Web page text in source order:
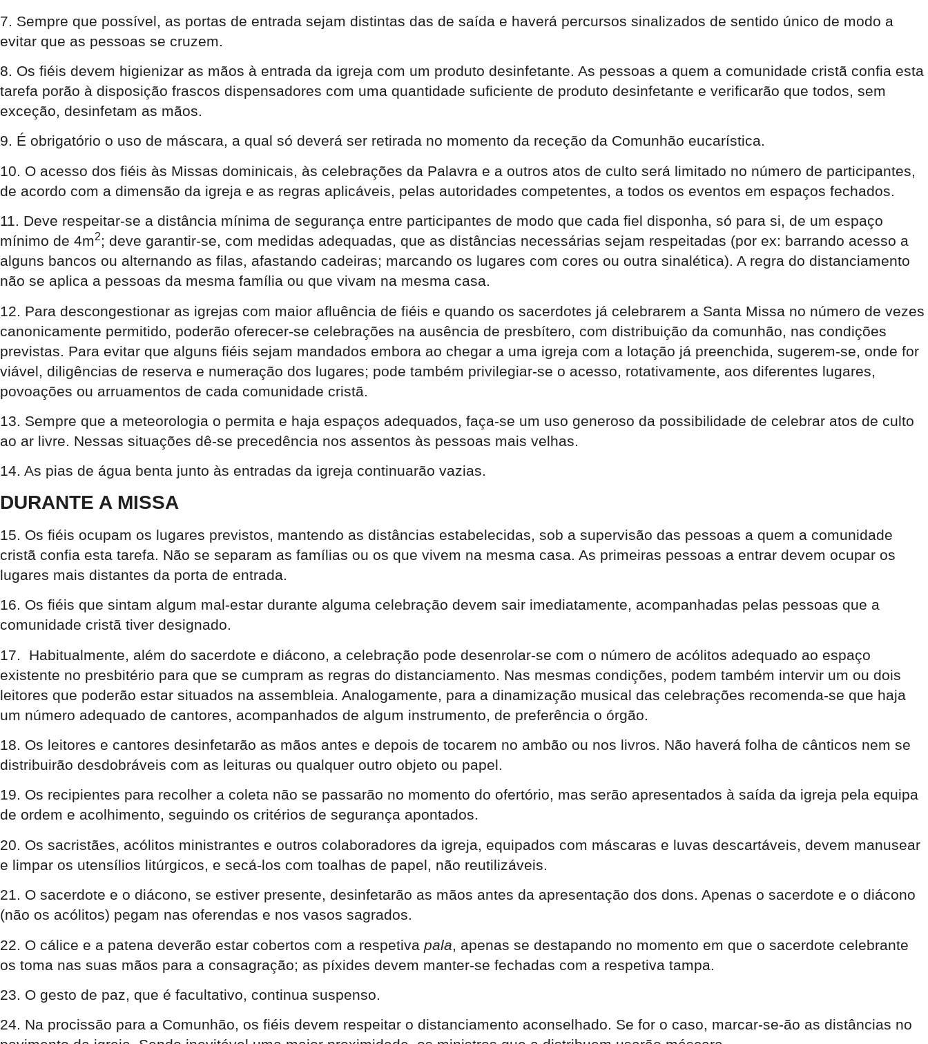
7. Sempre que possível, as portas de entrada sejam distintas das de saída e haverá percursos sinalizados de sentido único de modo a
evitar que as pessoas se cruzem.
8. Os fiéis devem higienizar as mãos à entrada da igreja com um produto desinfetante. As pessoas a quem a comunidade cristã confia esta
tarefa porão à disposição frascos dispensadores com uma quantidade suficiente de produto desinfetante e verificarão que todos, sem
exceção, desinfetam as mãos.
9. É obrigatório o uso de máscara, a qual só deverá ser retirada no momento da receção da Comunhão eucarística.
10. O acesso dos fiéis às Missas dominicais, às celebrações da Palavra e a outros atos de culto será limitado no número de participantes,
de acordo com a dimensão da igreja e as regras aplicáveis, pelas autoridades competentes, a todos os eventos em espaços fechados.
11. Deve respeitar-se a distância mínima de segurança entre participantes de modo que cada fiel disponha, só para si, de um espaço
mínimo de 4m2; deve garantir-se, com medidas adequadas, que as distâncias necessárias sejam respeitadas (por ex: barrando acesso a
alguns bancos ou alternando as filas, afastando cadeiras; marcando os lugares com cores ou outra sinalética). A regra do distanciamento
não se aplica a pessoas da mesma família ou que vivam na mesma casa.
12. Para descongestionar as igrejas com maior afluência de fiéis e quando os sacerdotes já celebrarem a Santa Missa no número de vezes
canonicamente permitido, poderão oferecer-se celebrações na ausência de presbítero, com distribuição da comunhão, nas condições
previstas. Para evitar que alguns fiéis sejam mandados embora ao chegar a uma igreja com a lotação já preenchida, sugerem-se, onde for
viável, diligências de reserva e numeração dos lugares; pode também privilegiar-se o acesso, rotativamente, aos diferentes lugares,
povoações ou arruamentos de cada comunidade cristã.
13. Sempre que a meteorologia o permita e haja espaços adequados, faça-se um uso generoso da possibilidade de celebrar atos de culto
ao ar livre. Nessas situações dê-se precedência nos assentos às pessoas mais velhas.
14. As pias de água benta junto às entradas da igreja continuarão vazias.
DURANTE A MISSA
15. Os fiéis ocupam os lugares previstos, mantendo as distâncias estabelecidas, sob a supervisão das pessoas a quem a comunidade
cristã confia esta tarefa. Não se separam as famílias ou os que vivem na mesma casa. As primeiras pessoas a entrar devem ocupar os
lugares mais distantes da porta de entrada.
16. Os fiéis que sintam algum mal-estar durante alguma celebração devem sair imediatamente, acompanhadas pelas pessoas que a
comunidade cristã tiver designado.
17. Habitualmente, além do sacerdote e diácono, a celebração pode desenrolar-se com o número de acólitos adequado ao espaço
existente no presbitério para que se cumpram as regras do distanciamento. Nas mesmas condições, podem também intervir um ou dois
leitores que poderão estar situados na assembleia. Analogamente, para a dinamização musical das celebrações recomenda-se que haja
um número adequado de cantores, acompanhados de algum instrumento, de preferência o órgão.
18. Os leitores e cantores desinfetarão as mãos antes e depois de tocarem no ambão ou nos livros. Não haverá folha de cânticos nem se
distribuirão desdobráveis com as leituras ou qualquer outro objeto ou papel.
19. Os recipientes para recolher a coleta não se passarão no momento do ofertório, mas serão apresentados à saída da igreja pela equipa
de ordem e acolhimento, seguindo os critérios de segurança apontados.
20. Os sacristães, acólitos ministrantes e outros colaboradores da igreja, equipados com máscaras e luvas descartáveis, devem manusear
e limpar os utensílios litúrgicos, e secá-los com toalhas de papel, não reutilizáveis.
21. O sacerdote e o diácono, se estiver presente, desinfetarão as mãos antes da apresentação dos dons. Apenas o sacerdote e o diácono
(não os acólitos) pegam nas oferendas e nos vasos sagrados.
22. O cálice e a patena deverão estar cobertos com a respetiva pala , apenas se destapando no momento em que o sacerdote celebrante
os toma nas suas mãos para a consagração; as píxides devem manter-se fechadas com a respetiva tampa.
23. O gesto de paz, que é facultativo, continua suspenso.
24. Na procissão para a Comunhão, os fiéis devem respeitar o distanciamento aconselhado. Se for o caso, marcar-se-ão as distâncias no